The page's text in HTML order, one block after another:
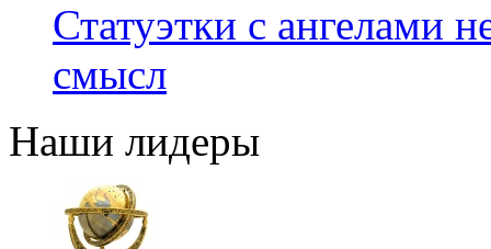
Статуэтки с ангелами
смысл
Наши лидеры